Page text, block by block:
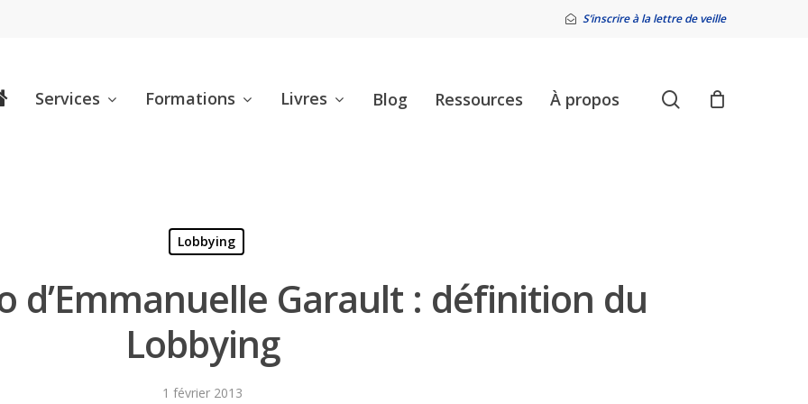
S’inscrire à la lettre de veille
Services Formations Livres Blog Ressources À propos search
Lobbying
d’Emmanuelle Garault : définition du
Lobbying
1 février 2013